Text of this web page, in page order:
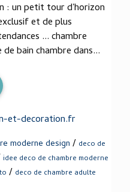
: un petit tour d'horizon
et de plus
... chambre
bain chambre dans...
et-decoration.fr
moderne design / deco de
idee deco de chambre moderne
/ deco de chambre adulte